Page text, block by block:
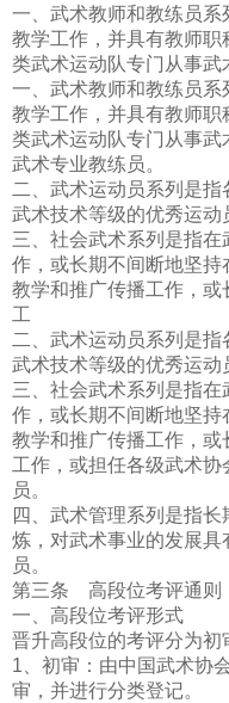
一、武术教师和教练员
教学工作，并具有教师
类武术运动队专门从事
一、武术教师和教练员
教学工作，并具有教师
类武术运动队专门从事
武术专业教练员。
二、武术运动员系列是
武术技术等级的优秀运动
三、社会武术系列是指
作，或长期不间断地坚
教学和推广传播工作，
工
二、武术运动员系列是
武术技术等级的优秀运动
三、社会武术系列是指
作，或长期不间断地坚
教学和推广传播工作，
工作，或担任各级武术协
员。
四、武术管理系列是指
炼，对武术事业的发展具
员。
第三条 高段位考评通则
一、高段位考评形式
晋升高段位的考评分为初
1、初审：由中国武术协
审，并进行分类登记。